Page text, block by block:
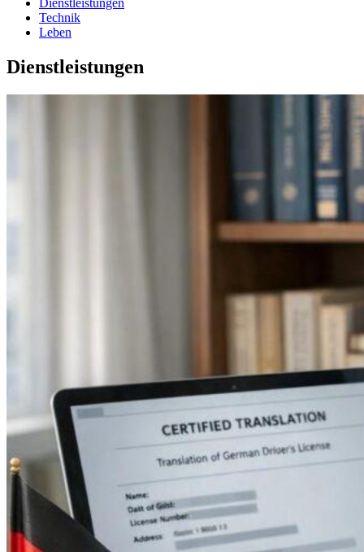
Dienstleistungen
Technik
Leben
Dienstleistungen